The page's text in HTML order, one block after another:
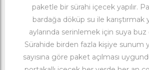
paketle bir sürahi içecek yapılır.
bardağa döküp su ile karıştırmak
aylarında serinlemek için suya
Sürahide birden fazla kişiye sunum
sayısına göre paket açılması